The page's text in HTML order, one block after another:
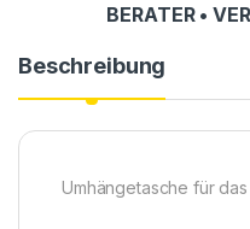
BERATER •
Beschreibung
Umhängetasche für das